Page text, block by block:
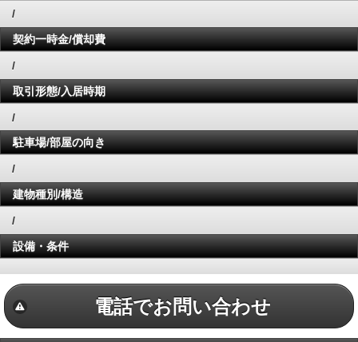
/
契約一時金/償却費
/
取引形態/入居時期
/
駐車場/部屋の向き
/
建物種別/構造
/
設備・条件
電話でお問い合わせ